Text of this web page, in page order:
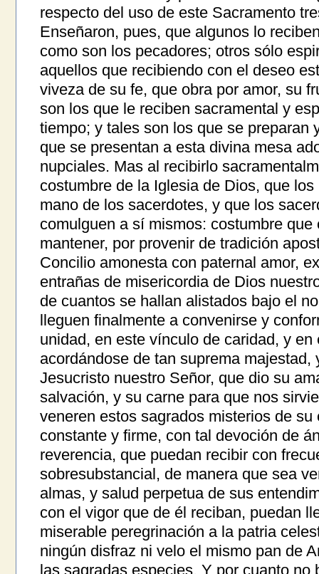
respecto del uso de este Sacramento
Enseñaron, pues, que algunos lo
como son los pecadores; otros sólo
aquellos que recibiendo con el deseo
viveza de su fe, que obra por amor, su
son los que le reciben sacramental y
tiempo; y tales son los que se preparan
que se presentan a esta divina mesa
nupciales. Mas al recibirlo
costumbre de la Iglesia de Dios, que
mano de los sacerdotes, y que los
comulguen a sí mismos: costumbre
mantener, por provenir de tradición
Concilio amonesta con paternal amor,
entrañas de misericordia de Dios
de cuantos se hallan alistados bajo el
lleguen finalmente a convenirse y
unidad, en este vínculo de caridad, y
acordándose de tan suprema
Jesucristo nuestro Señor, que dio su
salvación, y su carne para que nos
veneren estos sagrados misterios de
constante y firme, con tal devoción de
reverencia, que puedan recibir con
sobresubstancial, de manera que sea
almas, y salud perpetua de sus
con el vigor que de él reciban, puedan
miserable peregrinación a la patria
ningún disfraz ni velo el mismo pan de
las sagradas especies. Y por cuanto no